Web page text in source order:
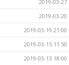
2019-03-27
2019-03-20
2019-03-19 21:00
2019-03-15 11:50
2019-03-13 18:00